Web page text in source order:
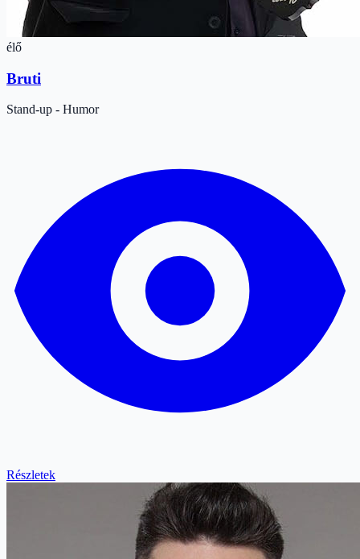
élő
Bruti
Stand-up - Humor
Részletek